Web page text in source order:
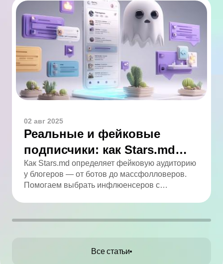
02 авг 2025
Реальные и фейковые
подписчики: как Stars.md
определяет качество
аудитории
Как Stars.md определяет фейковую аудиторию
у блогеров — от ботов до массфолловеров.
Помогаем выбрать инфлюенсеров с
Все статьи